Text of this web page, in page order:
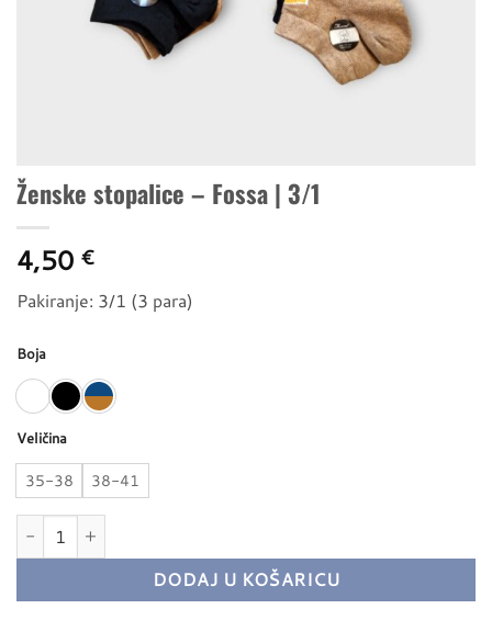
Ženske stopalice – Fossa | 3/1
4,50 €
Pakiranje: 3/1 (3 para)
Boja
Veličina
35-38 38-41
Ženske stopalice – Fossa | 3/1 količina
DODAJ U KOŠARICU